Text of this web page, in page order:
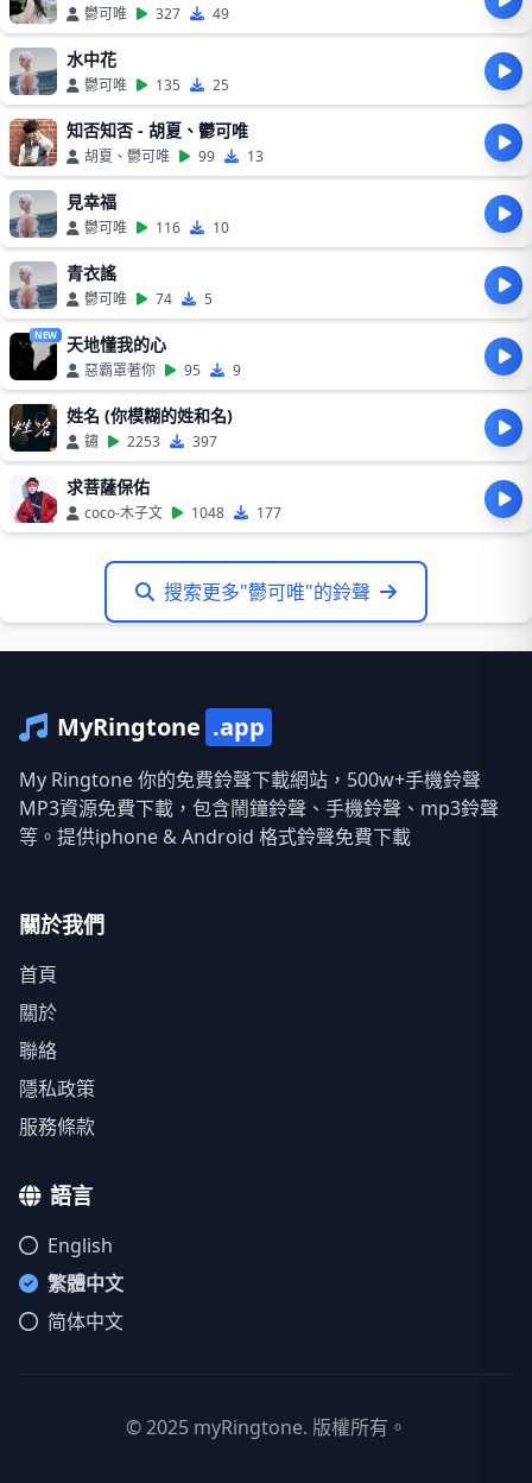
鬱可唯 327 49
水中花
鬱可唯 135 25
知否知否 - 胡夏、鬱可唯
胡夏、鬱可唯 99 13
見幸福
鬱可唯 116 10
青衣謠
鬱可唯 74 5
NEW 天地懂我的心
惡霸罩著你 95 9
姓名 (你模糊的姓和名)
鏽 2253 397
求菩薩保佑
coco-木子文 1048 177
搜索更多"鬱可唯"的鈴聲
MyRingtone .app
My Ringtone 你的免費鈴聲下載網站，500w+手機鈴聲
MP3資源免費下載，包含鬧鐘鈴聲、手機鈴聲、mp3鈴聲
等。提供iphone & Android 格式鈴聲免費下載
關於我們
首頁
關於
聯絡
隱私政策
服務條款
語言
English
繁體中文
简体中文
© 2025 myRingtone. 版權所有。